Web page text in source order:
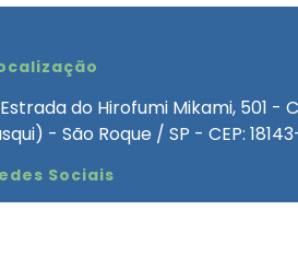
Convênio Médico SulAmérica
de Recuperação Alcoolismo
Clínica de Recuperação para
Químicos
Clinica Dependencia
para Dependentes Quimicos
Químicos Particular
Estrada do Hirofumi Mikami, 501 -
- São Roque / SP - CEP:
Sociais